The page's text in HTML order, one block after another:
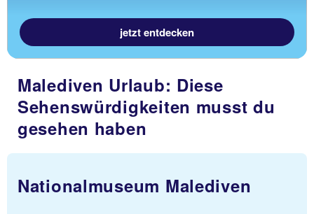
jetzt entdecken
Malediven Urlaub: Diese
Sehenswürdigkeiten musst du
gesehen haben
Speisen unter Wasser